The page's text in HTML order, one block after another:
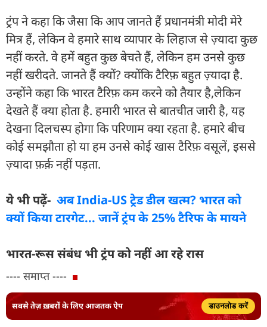
ट्रंप ने कहा कि जैसा कि आप जानते हैं प्रधानमंत्री मोदी मेरे
मित्र हैं, लेकिन वे हमारे साथ व्यापार के लिहाज से ज़्यादा कुछ
नहीं करते. वे हमें बहुत कुछ बेचते हैं, लेकिन हम उनसे कुछ
नहीं खरीदते. जानते हैं क्यों? क्योंकि टैरिफ़ बहुत ज़्यादा है.
उन्होंने कहा कि भारत टैरिफ़ कम करने को तैयार है,लेकिन
देखते हैं क्या होता है. हमारी भारत से बातचीत जारी है, यह
देखना दिलचस्प होगा कि परिणाम क्या रहता है. हमारे बीच
कोई समझौता हो या हम उनसे कोई खास टैरिफ़ वसूलें, इससे
ज़्यादा फ़र्क़ नहीं पड़ता.
ये भी पढ़ें- अब India-US ट्रेड डील खत्‍म? भारत को
क्‍यों किया टारगेट... जानें ट्रंप के 25% टैरिफ के मायने
भारत-रूस संबंध भी ट्रंप को नहीं आ रहे रास
---- समाप्त ----
सबसे तेज़ ख़बरों के लिए आजतक ऐप डाउनलोड करें